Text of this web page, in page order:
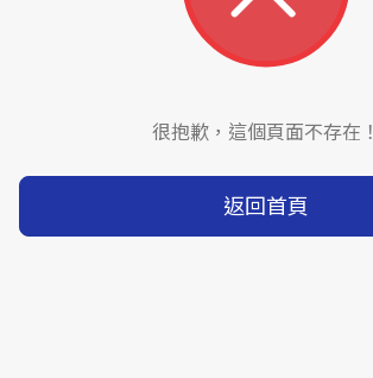
很抱歉，這個頁面不存在！
返回首頁